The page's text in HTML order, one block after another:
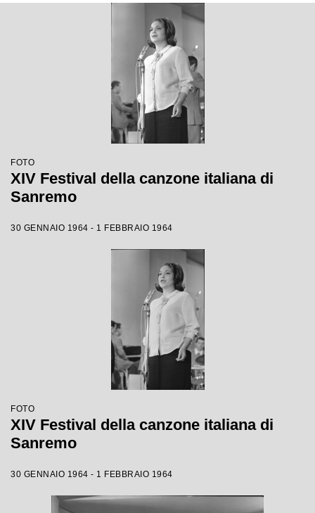
FOTO
XIV Festival della canzone italiana di
Sanremo
30 GENNAIO 1964 - 1 FEBBRAIO 1964
FOTO
XIV Festival della canzone italiana di
Sanremo
30 GENNAIO 1964 - 1 FEBBRAIO 1964